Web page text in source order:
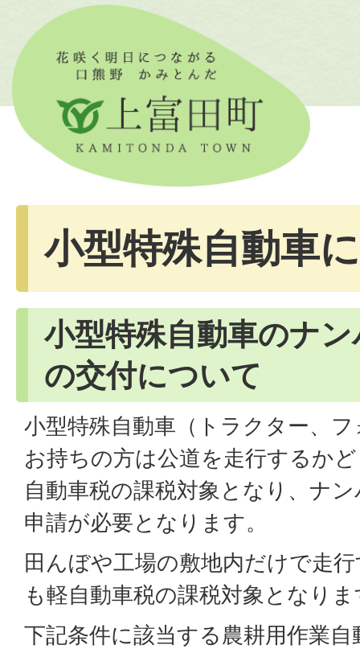
小型特殊自動車
小型特殊自動車のナ
の交付について
小型特殊自動車（トラクター、
お持ちの方は公道を走行するか
自動車税の課税対象となり、ナ
申請が必要となります。
田んぼや工場の敷地内だけで走
も軽自動車税の課税対象となり
下記条件に該当する農耕用作業